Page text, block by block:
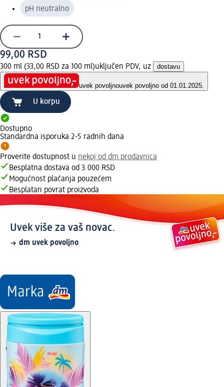
pH neutralno
99,00 RSD
300 ml (33,00 RSD za 100 ml)uključen PDV, uz dostavu
uvek povoljnouvek povoljno od 01.01.2025.
U korpu
Dostupno
Standardna isporuka 2-5 radnih dana
Proverite dostupnost u nekoj od dm prodavnica
Besplatna dostava od 3.000 RSD
Mogućnost plaćanja pouzećem
Besplatan povrat proizvoda
Uvek više za vaš novac.
dm uvek povoljno